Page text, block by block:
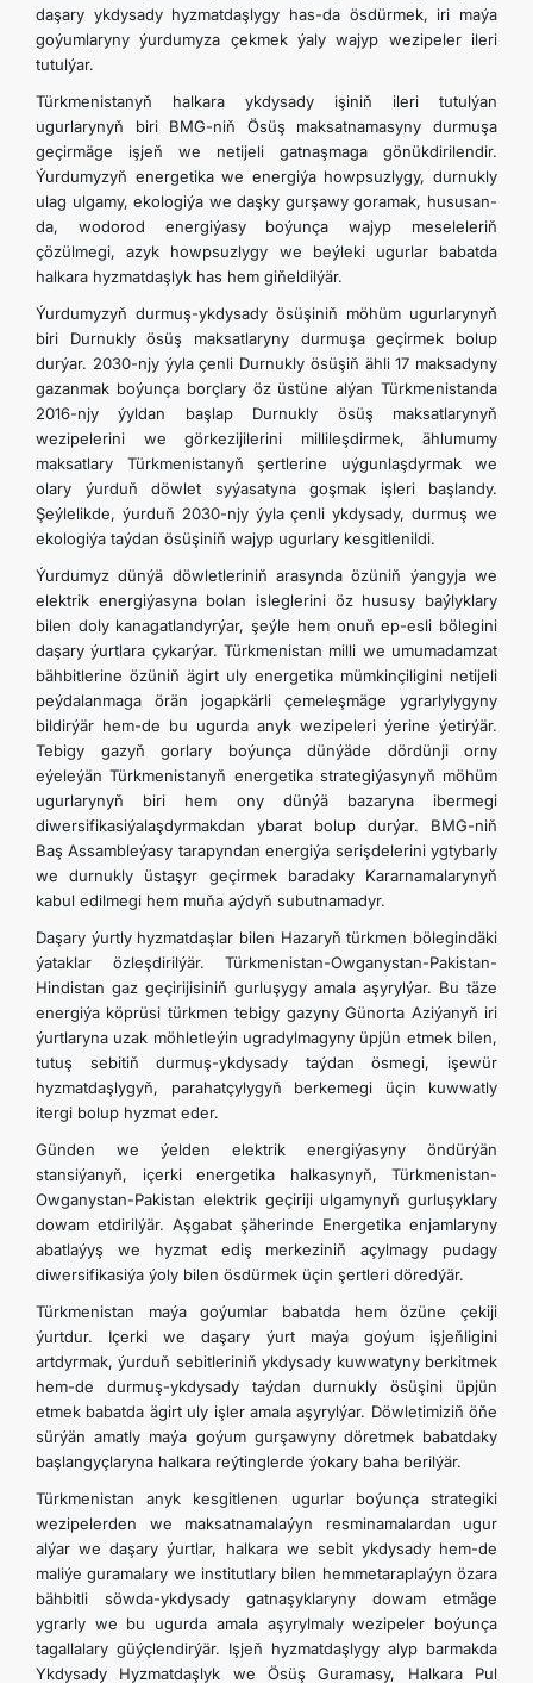
daşary ykdysady hyzmatdaşlygy has-da ösdürmek, iri maýa
goýumlaryny ýurdumyza çekmek ýaly wajyp wezipeler ileri
tutulýar.
Türkmenistanyň halkara ykdysady işiniň ileri tutulýan
ugurlarynyň biri BMG-niň Ösüş maksatnamasyny durmuşa
geçirmäge işjeň we netijeli gatnaşmaga gönükdirilendir.
Ýurdumyzyň energetika we energiýa howpsuzlygy, durnukly
ulag ulgamy, ekologiýa we daşky gurşawy goramak, hususan-
da, wodorod energiýasy boýunça wajyp meseleleriň
çözülmegi, azyk howpsuzlygy we beýleki ugurlar babatda
halkara hyzmatdaşlyk has hem giňeldilýär.
Ýurdumyzyň durmuş-ykdysady ösüşiniň möhüm ugurlarynyň
biri Durnukly ösüş maksatlaryny durmuşa geçirmek bolup
durýar. 2030-njy ýyla çenli Durnukly ösüşiň ähli 17 maksadyny
gazanmak boýunça borçlary öz üstüne alýan Türkmenistanda
2016-njy ýyldan başlap Durnukly ösüş maksatlarynyň
wezipelerini we görkezijilerini millileşdirmek, ählumumy
maksatlary Türkmenistanyň şertlerine uýgunlaşdyrmak we
olary ýurduň döwlet syýasatyna goşmak işleri başlandy.
Şeýlelikde, ýurduň 2030-njy ýyla çenli ykdysady, durmuş we
ekologiýa taýdan ösüşiniň wajyp ugurlary kesgitlenildi.
Ýurdumyz dünýä döwletleriniň arasynda özüniň ýangyja we
elektrik energiýasyna bolan isleglerini öz hususy baýlyklary
bilen doly kanagatlandyrýar, şeýle hem onuň ep-esli bölegini
daşary ýurtlara çykarýar. Türkmenistan milli we umumadamzat
bähbitlerine özüniň ägirt uly energetika mümkinçiligini netijeli
peýdalanmaga örän jogapkärli çemeleşmäge ygrarlylygyny
bildirýär hem-de bu ugurda anyk wezipeleri ýerine ýetirýär.
Tebigy gazyň gorlary boýunça dünýäde dördünji orny
eýeleýän Türkmenistanyň energetika strategiýasynyň möhüm
ugurlarynyň biri hem ony dünýä bazaryna ibermegi
diwersifikasiýalaşdyrmakdan ybarat bolup durýar. BMG-niň
Baş Assambleýasy tarapyndan energiýa serişdelerini ygtybarly
we durnukly üstaşyr geçirmek baradaky Kararnamalarynyň
kabul edilmegi hem muňa aýdyň subutnamadyr.
Daşary ýurtly hyzmatdaşlar bilen Hazaryň türkmen bölegindäki
ýataklar özleşdirilýär. Türkmenistan-Owganystan-Pakistan-
Hindistan gaz geçirijisiniň gurluşygy amala aşyrylýar. Bu täze
energiýa köprüsi türkmen tebigy gazyny Günorta Aziýanyň iri
ýurtlaryna uzak möhletleýin ugradylmagyny üpjün etmek bilen,
tutuş sebitiň durmuş-ykdysady taýdan ösmegi, işewür
hyzmatdaşlygyň, parahatçylygyň berkemegi üçin kuwwatly
itergi bolup hyzmat eder.
Günden we ýelden elektrik energiýasyny öndürýän
stansiýanyň, içerki energetika halkasynyň, Türkmenistan-
Owganystan-Pakistan elektrik geçiriji ulgamynyň gurluşyklary
dowam etdirilýär. Aşgabat şäherinde Energetika enjamlaryny
abatlaýyş we hyzmat ediş merkeziniň açylmagy pudagy
diwersifikasiýa ýoly bilen ösdürmek üçin şertleri döredýär.
Türkmenistan maýa goýumlar babatda hem özüne çekiji
ýurtdur. Içerki we daşary ýurt maýa goýum işjeň­ligini
artdyrmak, ýurduň sebitleriniň ykdysady kuwwatyny berkitmek
hem-de durmuş-ykdysady taýdan durnukly ösüşini üpjün
etmek babatda ägirt uly işler amala aşyrylýar. Döwletimiziň öňe
sürýän amatly maýa goýum gurşawyny döretmek babatdaky
başlangyçlaryna halkara reýtinglerde ýokary baha berilýär.
Türkmenistan anyk kesgitlenen ugurlar boýunça strategiki
wezipelerden we maksatnamalaýyn resminamalardan ugur
alýar we daşary ýurtlar, halkara we sebit ykdysady hem-de
maliýe guramalary we institutlary bilen hemmetaraplaýyn özara
bähbitli söwda-ykdysady gatnaşyklaryny dowam etmäge
ygrarly we bu ugurda amala aşyrylmaly wezipeler boýunça
tagallalary güýçlendirýär. Işjeň hyzmatdaşlygy alyp barmakda
Ykdysady Hyzmatdaşlyk we Ösüş Guramasy, Halkara Pul